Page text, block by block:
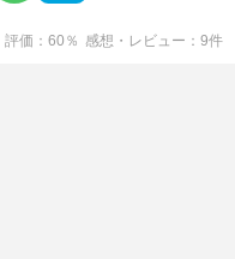
評価 60 ％ 感想・レビュー 9件